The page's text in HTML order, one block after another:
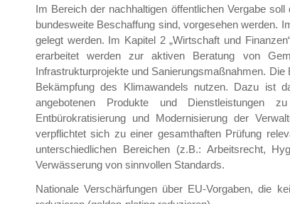
Im Bereich der nachhaltigen öffentlichen Vergabe
bundesweite Beschaffung sind, vorgesehen werden.
gelegt werden. Im Kapitel 2 „Wirtschaft und
erarbeitet werden zur aktiven Beratung von
Infrastrukturprojekte und Sanierungsmaßnahmen.
Bekämpfung des Klimawandels nutzen. Dazu ist
angebotenen Produkte und Dienstleistungen
Entbürokratisierung und Modernisierung der
verpflichtet sich zu einer gesamthaften Prüfung
unterschiedlichen Bereichen (z.B.: Arbeitsrecht,
Verwässerung von sinnvollen Standards.
Nationale Verschärfungen über EU-Vorgaben, die